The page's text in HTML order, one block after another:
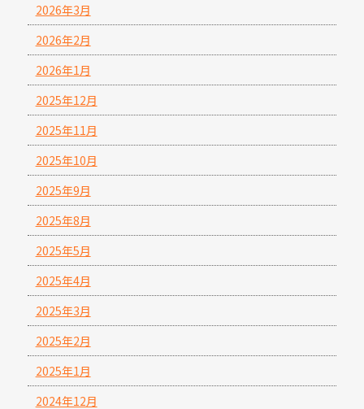
2026年3月
2026年2月
2026年1月
2025年12月
2025年11月
2025年10月
2025年9月
2025年8月
2025年5月
2025年4月
2025年3月
2025年2月
2025年1月
2024年12月